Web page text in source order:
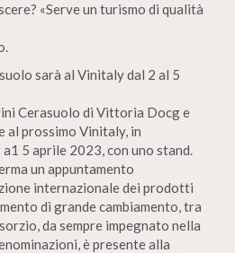
«Serve un turismo di qualità
sarà al Vinitaly dal 2 al 5
Cerasuolo di Vittoria Docg e
prossimo Vinitaly, in
5 aprile 2023, con uno stand.
un appuntamento
internazionale dei prodotti
di grande cambiamento, tra
da sempre impegnato nella
è presente alla